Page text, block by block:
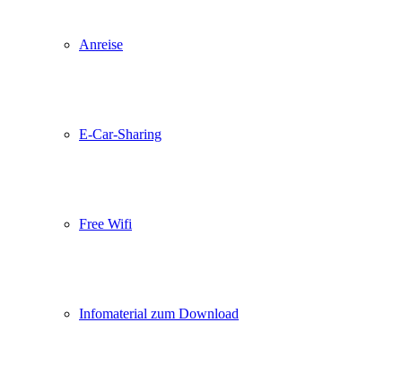
Anreise
E-Car-Sharing
Free Wifi
Infomaterial zum Download